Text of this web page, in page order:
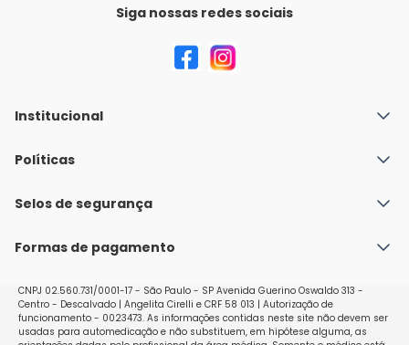
Siga nossas redes sociais
Institucional
Quem Somos
Nossas lojas
Políticas
Política de Envio
Políticas de Trocas e Devoluções
Selos de segurança
Formas de pagamento
CNPJ 02.560.731/0001-17 - São Paulo - SP Avenida Guerino Oswaldo 313 -
Centro - Descalvado | Angelita Cirelli e CRF 58 013 | Autorização de
funcionamento - 0023473. As informações contidas neste site não devem ser
usadas para automedicação e não substituem, em hipótese alguma, as